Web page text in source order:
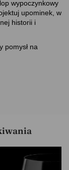
wypoczynkowy
upominek, w
historii i
pomysł na